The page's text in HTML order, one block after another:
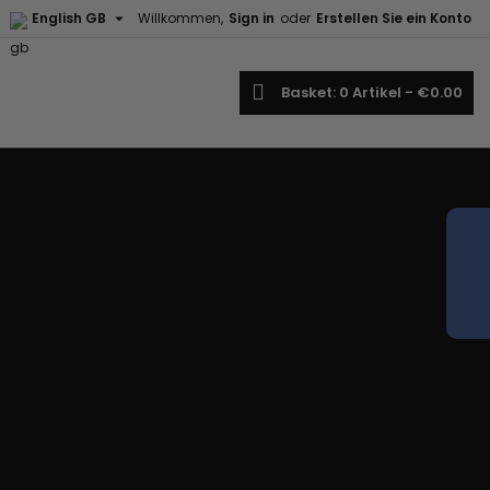
Willkommen, Sign in oder Erstellen Sie ein Konto
English GB 
Basket 0 Artikel - €0.00